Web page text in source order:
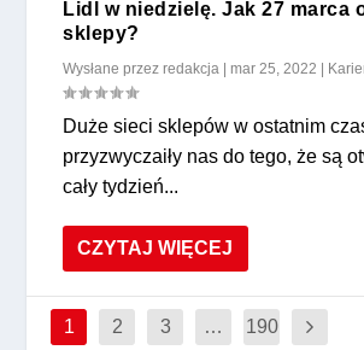
Lidl w niedzielę. Jak 27 marca
sklepy?
Wysłane przezredakcja |mar 25, 2022
Duże sieci sklepów w ostatnim
przyzwyczaiły nas do tego, że są
cały tydzień...
CZYTAJ WIĘCEJ
1 2 3 … 190